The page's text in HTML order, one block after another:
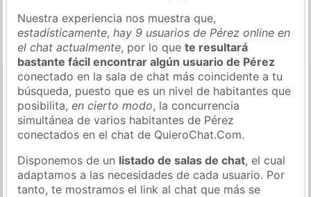
Nuestra experiencia nos muestra que,
estadísticamente,hay 9 usuarios de Pérez online en
el chat actualmente, por lo quete resultará
bastante fácil encontrar algún usuario de Pérez
conectado en la sala de chat más coincidente a tu
búsqueda, puesto que es un nivel de habitantes que
posibilita,en cierto modo, la concurrencia
simultánea de varios habitantes de Pérez
conectados en el chat de QuieroChat.Com.
Disponemos de un listado de salas de chat, el cual
adaptamos a las necesidades de cada usuario. Por
tanto, te mostramos el link al chat que más se